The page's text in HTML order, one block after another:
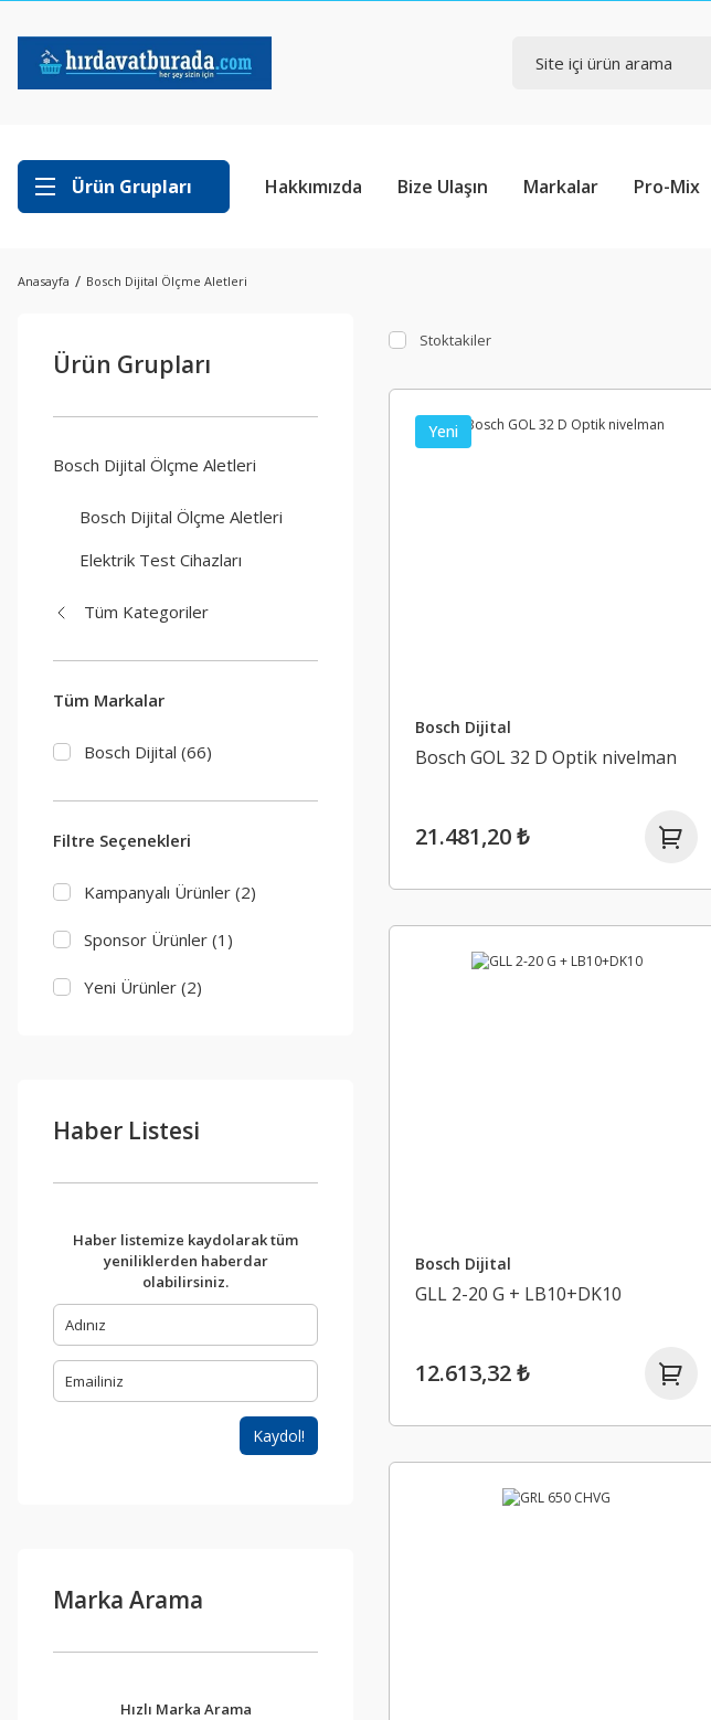
Ürün Grupları Hakkımızda Bize Ulaşın Markalar Pro-Mix
Anasayfa Bosch Dijital Ölçme Aletleri
Ürün Grupları
Bosch Dijital Ölçme Aletleri
Bosch Dijital Ölçme Aletleri
Elektrik Test Cihazları
Tüm Kategoriler
Tüm Markalar
Bosch Dijital (66)
Filtre Seçenekleri
Kampanyalı Ürünler (2)
Sponsor Ürünler (1)
Yeni Ürünler (2)
Haber Listesi
Haber listemize kaydolarak tüm
yeniliklerden haberdar
olabilirsiniz.
Kaydol!
Marka Arama
Hızlı Marka Arama
Stoktakiler
Yeni
Bosch Dijital
Bosch GOL 32 D Optik nivelman
21.481,20 ₺
Bosch Dijital
GLL 2-20 G + LB10+DK10
12.613,32 ₺